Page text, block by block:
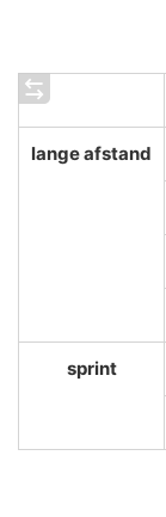
lange afstand
sprint